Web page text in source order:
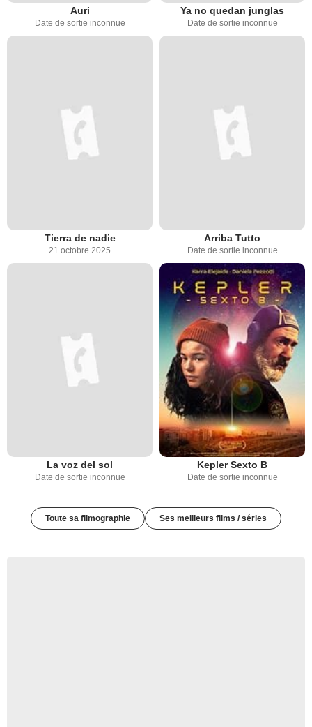
Auri
Date de sortie inconnue
Ya no quedan junglas
Date de sortie inconnue
Tierra de nadie
21 octobre 2025
Arriba Tutto
Date de sortie inconnue
La voz del sol
Date de sortie inconnue
Kepler Sexto B
Date de sortie inconnue
Toute sa filmographie Ses meilleurs films / séries